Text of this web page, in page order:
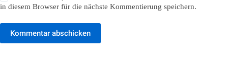
in diesem Browser für die nächste Kommentierung speichern.
Kommentar abschicken